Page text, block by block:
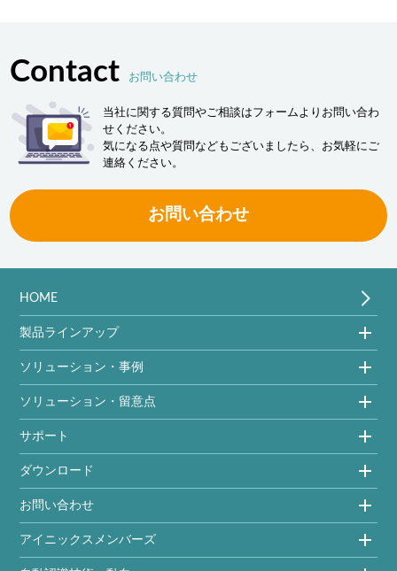
Contact お問い合わせ
当社に関する質問やご相談はフォームよりお問い合わ
せください。
気になる点や質問などもございましたら、お気軽にご
連絡ください。
お問い合わせ
HOME
製品ラインアップ
ソリューション・事例
ソリューション・留意点
サポート
ダウンロード
お問い合わせ
アイニックスメンバーズ